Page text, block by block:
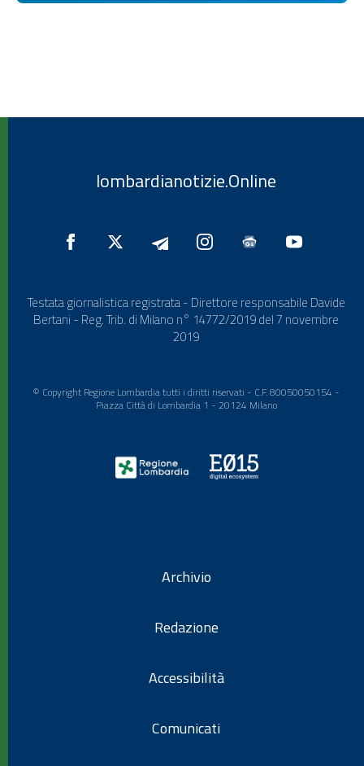
lombardianotizie.Online
Testata giornalistica registrata - Direttore responsabile Davide
Bertani - Reg. Trib. di Milano n° 14772/2019 del 7 novembre
2019
© Copyright Regione Lombardia tutti i diritti riservati - C.F. 80050050154 -
Piazza Città di Lombardia 1 - 20124 Milano
Archivio
Redazione
Accessibilità
Comunicati